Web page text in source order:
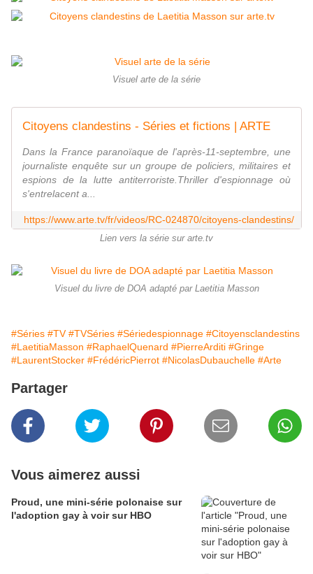
Visuel arte de la série
Citoyens clandestins - Séries et fictions | ARTE
Dans la France paranoïaque de l'après-11-septembre, une
journaliste enquête sur un groupe de policiers, militaires et
espions de la lutte antiterroriste.Thriller d'espionnage où
s'entrelacent a...
https://www.arte.tv/fr/videos/RC-024870/citoyens-clandestins/
Lien vers la série sur arte.tv
Visuel du livre de DOA adapté par Laetitia Masson
#Séries #TV #TVSéries #Sériedespionnage #Citoyensclandestins
#LaetitiaMasson #RaphaelQuenard #PierreArditi #Gringe
#LaurentStocker #FrédéricPierrot #NicolasDubauchelle #Arte
Partager
Vous aimerez aussi
Proud, une mini-série polonaise sur
l'adoption gay à voir sur HBO